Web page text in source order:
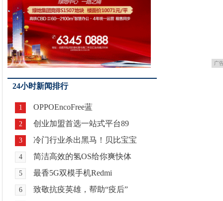
广
24小时新闻排行
1 OPPOEncoFree蓝
2 创业加盟首选一站式平台89
3 冷门行业杀出黑马！贝比宝宝
4 简洁高效的氢OS给你爽快体
5 最香5G双模手机Redmi
6 致敬抗疫英雄，帮助“疫后”